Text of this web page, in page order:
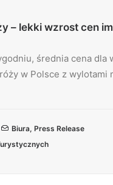
– lekki wzrost cen
średnia cena dla
w Polsce z wylotami
Biura, Press Release